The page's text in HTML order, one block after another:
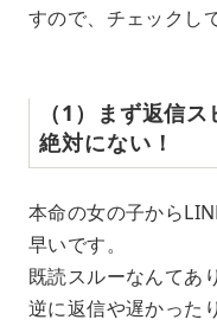
すので、チェックし
（1）まず返信
絶対にない！
本命の女の子から
早いです。
既読スルーなんてあ
逆に返信や遅かった